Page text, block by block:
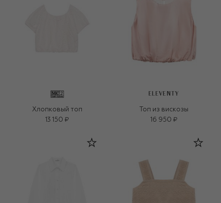
Хлопковый топ
13 150 ₽
ELEVENTY
Топ из вискозы
16 950 ₽